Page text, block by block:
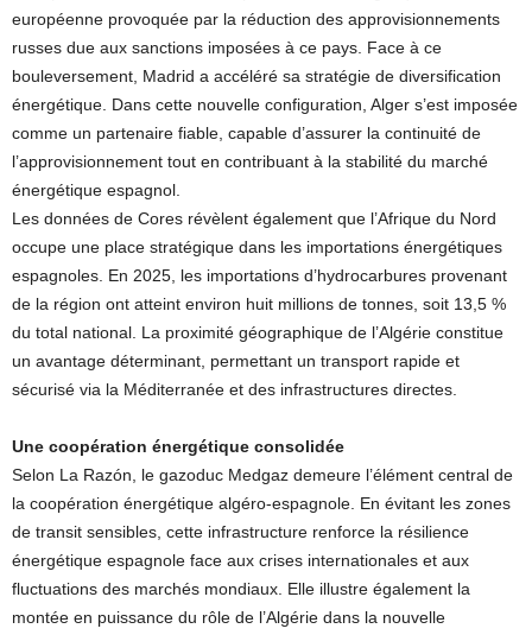
européenne provoquée par la réduction des approvisionnements
russes due aux sanctions imposées à ce pays. Face à ce
bouleversement, Madrid a accéléré sa stratégie de diversification
énergétique. Dans cette nouvelle configuration, Alger s’est imposée
comme un partenaire fiable, capable d’assurer la continuité de
l’approvisionnement tout en contribuant à la stabilité du marché
énergétique espagnol.
Les données de Cores révèlent également que l’Afrique du Nord
occupe une place stratégique dans les importations énergétiques
espagnoles. En 2025, les importations d’hydrocarbures provenant
de la région ont atteint environ huit millions de tonnes, soit 13,5 %
du total national. La proximité géographique de l’Algérie constitue
un avantage déterminant, permettant un transport rapide et
sécurisé via la Méditerranée et des infrastructures directes.
Une coopération énergétique consolidée
Selon La Razón, le gazoduc Medgaz demeure l’élément central de
la coopération énergétique algéro-espagnole. En évitant les zones
de transit sensibles, cette infrastructure renforce la résilience
énergétique espagnole face aux crises internationales et aux
fluctuations des marchés mondiaux. Elle illustre également la
montée en puissance du rôle de l’Algérie dans la nouvelle